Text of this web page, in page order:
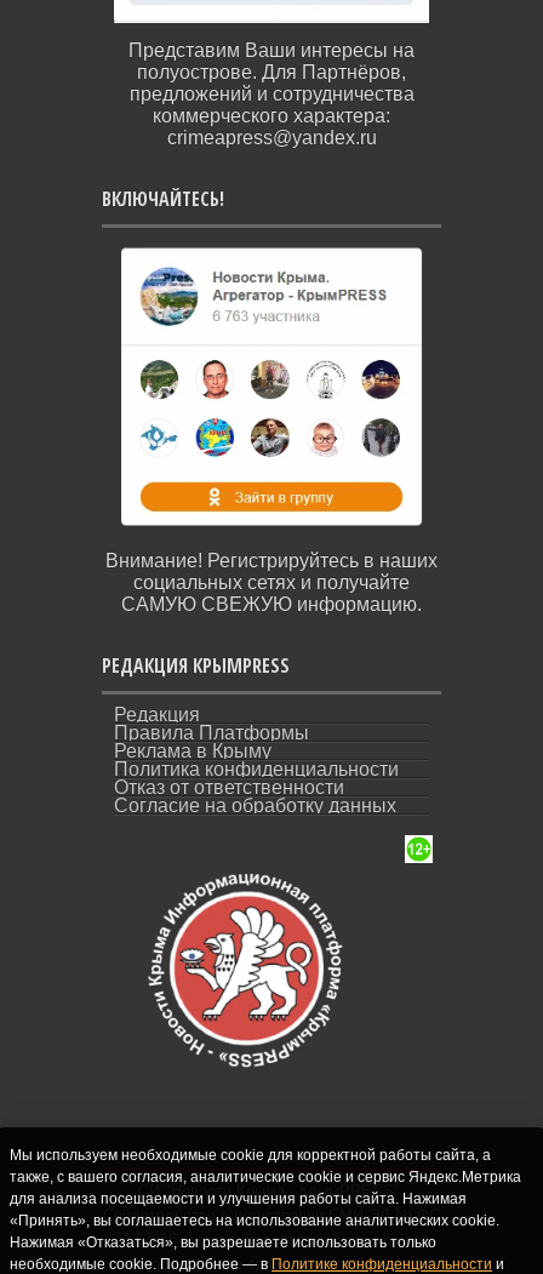
Представим Ваши интересы на
полуострове. Для Партнёров,
предложений и сотрудничества
коммерческого характера:
crimeapress@yandex.ru
ВКЛЮЧАЙТЕСЬ!
Внимание! Регистрируйтесь в наших
социальных сетях и получайте
САМУЮ СВЕЖУЮ информацию.
РЕДАКЦИЯ КРЫМPRESS
Редакция
Правила Платформы
Реклама в Крыму
Политика конфиденциальности
Отказ от ответственности
Согласие на обработку данных
СИ "Новости Крыма - КрымPRESS".
Свидетельство о регистрации СМИ ЭЛ № ФС
77-62916 выдано Федеральной службой по
надзору в сфере связи, информационных
Мы используем необходимые cookie для корректной работы сайта, а
также, с вашего согласия, аналитические cookie и сервис Яндекс.Метрика
для анализа посещаемости и улучшения работы сайта. Нажимая
«Принять», вы соглашаетесь на использование аналитических cookie.
Нажимая «Отказаться», вы разрешаете использовать только
необходимые cookie. Подробнее — в Политике конфиденциальности и